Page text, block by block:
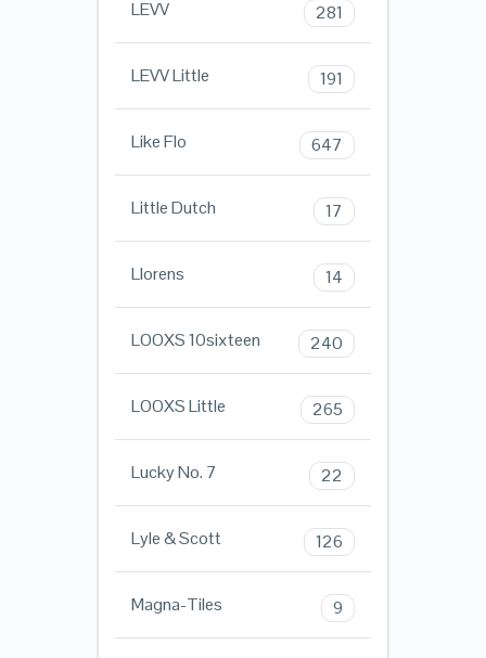
LEVV 281
LEVV Little 191
Like Flo 647
Little Dutch 17
Llorens 14
LOOXS 10sixteen 240
LOOXS Little 265
Lucky No. 7 22
Lyle & Scott 126
Magna-Tiles 9